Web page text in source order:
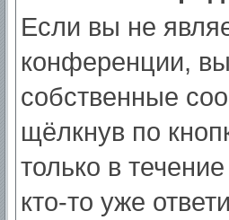
Если вы не
конференции,
собственные
щёлкнув по
только в
кто-то уже